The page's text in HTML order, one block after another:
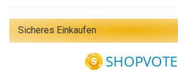
Sicheres Einkaufen